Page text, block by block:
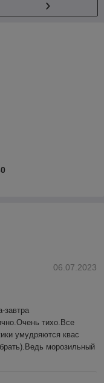
06.07.2023
завтра
тихо.Все
умудряются квас
морозильный